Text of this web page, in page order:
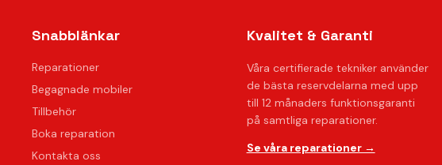
Snabblänkar
Reparationer
Begagnade mobiler
Tillbehör
Boka reparation
Kontakta oss
Kvalitet & Garanti
Våra certifierade tekniker använder
de bästa reservdelarna med upp
till 12 månaders funktionsgaranti
på samtliga reparationer.
Se våra reparationer →